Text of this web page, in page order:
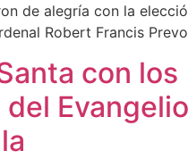
de alegría con la
Robert Francis
con los
Evangelio